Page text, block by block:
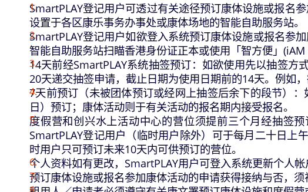
SmartPLAY登记用户可透过有关途径预订康体设施或报名
设置于各区康乐事务办事处或康体场地的智能自助服务站。
SmartPLAY登记用户如欲登入系统预订康体设施或报名参
智能自助服务站扫瞄香港身份证正本或使用「智方便」
14天前经SmartPLAY系统抽签预订：如欲使用先以抽签
20天递交抽签申请，截止日期为使用日期前的14天。例如
7天前预订（未被团体预订或经网上抽签后余下的段节）
日）预订；康体活动则于有关活动的报名期内接受报名。
度假营和创兴水上活动中心的营位须提前三个月经抽签
SmartPLAY登记用户（临时用户除外）可于每月二十日上
时用户只可预订未来10天内可供预订的营位。
个人资料如有更改，SmartPLAY用户可登入系统更新个人帐
预订康体设施或报名参加康体活动的申请获得接纳与否，